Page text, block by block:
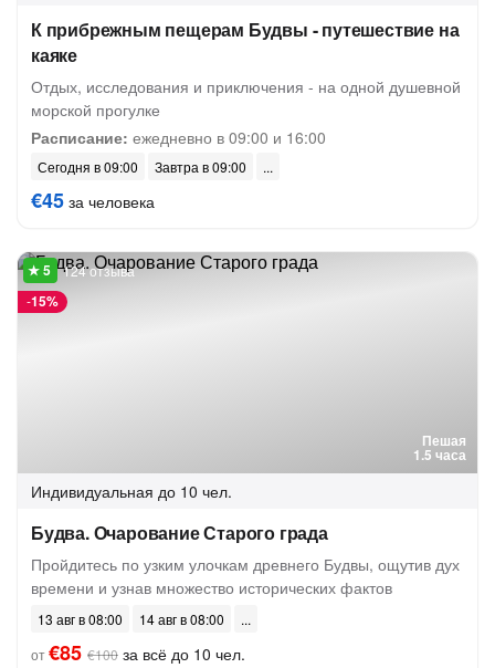
К прибрежным пещерам Будвы - путешествие на
каяке
Отдых, исследования и приключения - на одной душевной
морской прогулке
Расписание: ежедневно в 09:00 и 16:00
Сегодня в 09:00 Завтра в 09:00
€45 за человека
Пешая
1.5 часа
-15%
124 отзыва
Индивидуальная до 10 чел.
Будва. Очарование Старого града
Пройдитесь по узким улочкам древнего Будвы, ощутив дух
времени и узнав множество исторических фактов
13 авг в 08:00
14 авг в 08:00
от€85 €100 за всё до 10 чел.